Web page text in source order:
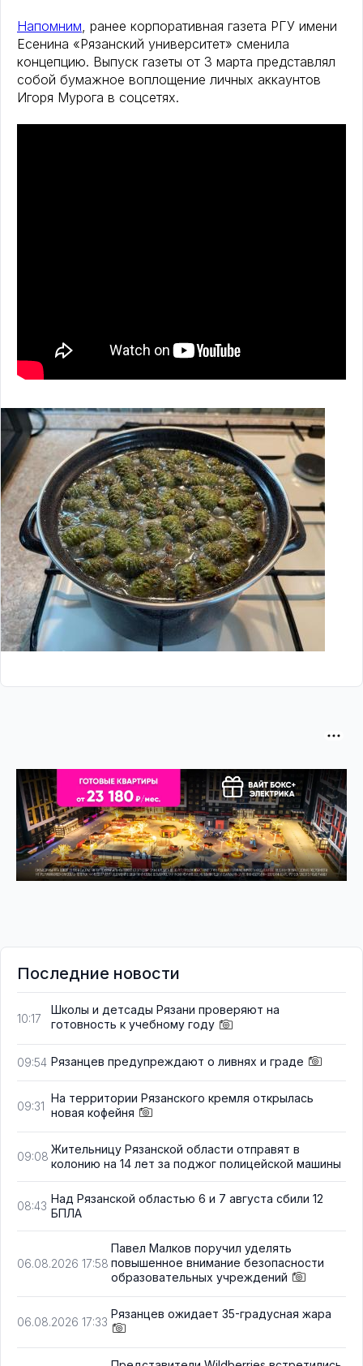
Напомним, ранее корпоративная газета РГУ имени
Есенина «Рязанский университет» сменила
концепцию. Выпуск газеты от 3 марта представлял
собой бумажное воплощение личных аккаунтов
Игоря Мурога в соцсетях.
Последние новости
10:17
Школы и детсады Рязани проверяют на
готовность к учебному году
09:54 Рязанцев предупреждают о ливнях и граде
09:31
На территории Рязанского кремля открылась
новая кофейня
09:08
Жительницу Рязанской области отправят в
колонию на 14 лет за поджог полицейской машины
08:43
Над Рязанской областью 6 и 7 августа сбили 12
БПЛА
06.08.2026 17:58
Павел Малков поручил уделять
повышенное внимание безопасности
образовательных учреждений
06.08.2026 17:33
Рязанцев ожидает 35-градусная жара